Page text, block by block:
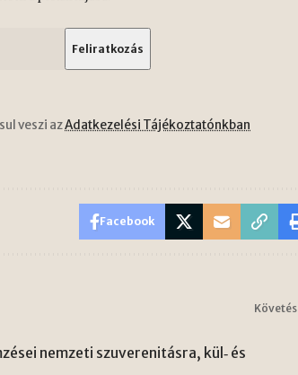
veszi azAdatkezelési Tájékoztatónkban
Facebook
Követés
nemzeti szuverenitásra, kül‑ és